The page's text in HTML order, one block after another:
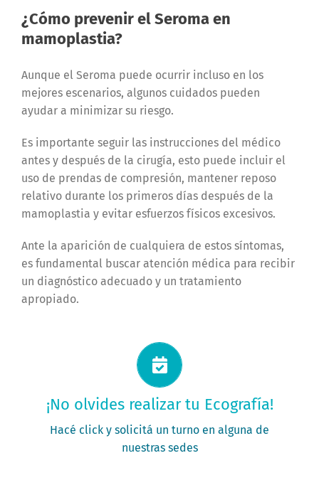
¿Cómo prevenir el Seroma en
mamoplastia?
Aunque el Seroma puede ocurrir incluso en los
mejores escenarios, algunos cuidados pueden
ayudar a minimizar su riesgo.
Es importante seguir las instrucciones del médico
antes y después de la cirugía, esto puede incluir el
uso de prendas de compresión, mantener reposo
relativo durante los primeros días después de la
mamoplastia y evitar esfuerzos físicos excesivos.
Ante la aparición de cualquiera de estos síntomas,
es fundamental buscar atención médica para recibir
un diagnóstico adecuado y un tratamiento
apropiado.
¡No olvides realizar tu Ecografía!
Hacé click y solicitá un turno en alguna de
nuestras sedes
Solicitá tu turno ahora